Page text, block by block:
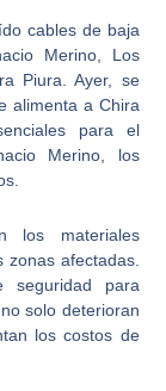
cables de baja
Merino, Los
Piura. Ayer, se
alimenta a Chira
para el
Merino, los
los materiales
afectadas.
seguridad para
solo deterioran
los costos de